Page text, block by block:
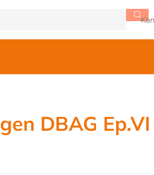
DBAG Ep.VI